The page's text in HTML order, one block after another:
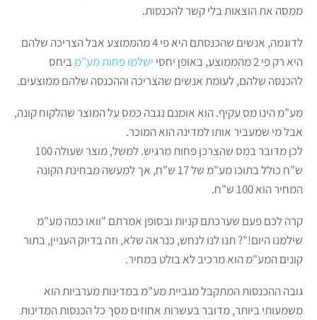
ממסה את הוצאות בלי קשר להכנסות.
לדוגמה, אנשים שהכנסתם היא פי 4 מהממוצע אבל הצריכה שלהם
היא רק פי 2 מהממוצע, באופן יחסי
ישלמו פחות מע"מביחס
להכנסה שלהם, לעומת אנשים שהצריכה וההכנסה שלהם ממוצעים.
מע"מ הינו מס עקיף. הוא אומנם נגבה כמס על המוצר שהלקוח קונה,
אבל מי שמעביר אותו למדינה הוא המוכר.
לכן מדובר במס שהצרכן פחות מרגיש. למשל, מוצר שעולה 100
ש"ח כולל בתוכו מע"מ של 17 ש"ח, אך למעשה מבחינת הקונה
המחיר הוא 100 ש"ח.
קרה לכם פעם שערכתם קניות ובסופן אמרתם "וואו כמה מע"מ
שילמנו היום!"? תנו לנו לנחש, כנראה שלא, וזה בדיוק העניין, בתור
קונים המע"מ הוא מרכיב לא בולט במחיר.
גובה ההכנסות המתקבל מגביית מע"מ במדינות מערביות הוא
משמעותי ביותר, מדובר בעשרות אחוזים מסך כל הכנסות המדינות